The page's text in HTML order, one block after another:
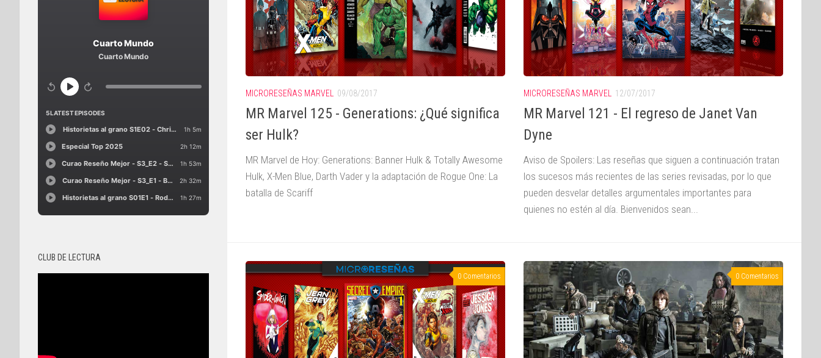
MICRORESEÑAS MARVEL 09/08/2017
MR Marvel 125 - Generations: ¿Qué significa
ser Hulk?
MR Marvel de Hoy: Generations: Banner Hulk & Totally Awesome
Hulk, X-Men Blue, Darth Vader y la adaptación de Rogue One: La
batalla de Scariff
MICRORESEÑAS MARVEL 12/07/2017
MR Marvel 121 - El regreso de Janet Van
Dyne
Aviso de Spoilers: Las reseñas que siguen a continuación tratan
los sucesos más recientes de las series revisadas, por lo que
pueden desvelar detalles argumentales importantes para
quienes no estén al día. Bienvenidos sean...
0 Comentarios 0 Comentarios
CLUB DE LECTURA